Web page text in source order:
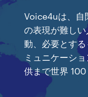
Voice4uは、自
の表現が難し
動、必要とす
ミュニケーシ
供まで世界